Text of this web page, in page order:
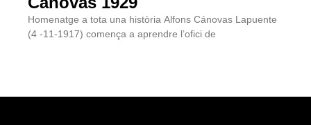
Homenatge a tota una història Alfons Cánovas Lapuente
(4 -11-1917) comença a aprendre l’ofici de